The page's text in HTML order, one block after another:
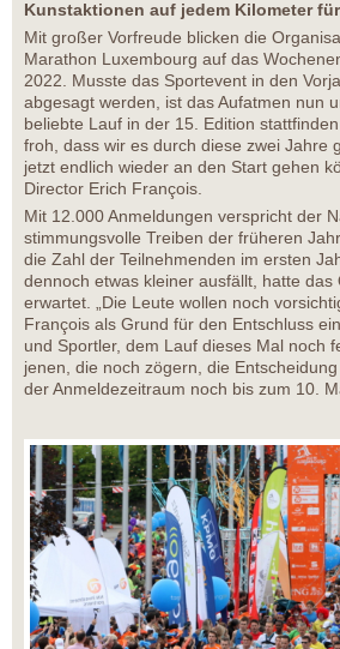
Kunstaktionen auf jedem Kilometer
Mit großer Vorfreude blicken die
Marathon Luxembourg auf das
2022. Musste das Sportevent in den
abgesagt werden, ist das Aufatmen nun
beliebte Lauf in der 15. Edition
froh, dass wir es durch diese zwei Jahre
jetzt endlich wieder an den Start gehen
Director Erich François.
Mit 12.000 Anmeldungen verspricht der
stimmungsvolle Treiben der früheren
die Zahl der Teilnehmenden im ersten
dennoch etwas kleiner ausfällt, hatte das
erwartet. „Die Leute wollen noch
François als Grund für den Entschluss
und Sportler, dem Lauf dieses Mal noch
jenen, die noch zögern, die
der Anmeldezeitraum noch bis zum 10.